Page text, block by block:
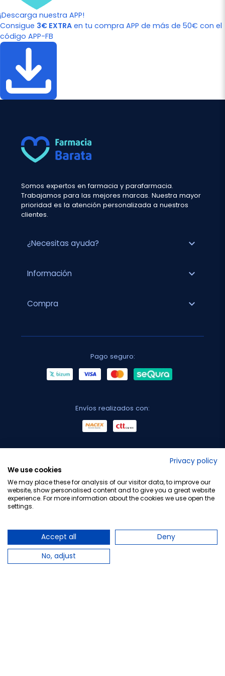
¡Descarga nuestra APP!
Consigue 3€ EXTRA en tu compra APP de más de 50€ con el
código APP-FB
Somos expertos en farmacia y parafarmacia.
Trabajamos para las mejores marcas. Nuestra mayor
prioridad es la atención personalizada a nuestros
clientes.
¿Necesitas ayuda? expand_more
Información expand_more
Compra expand_more
Pago seguro:
Envíos realizados con:
Privacy policy
We use cookies
We may place these for analysis of our visitor data, to improve our
website, show personalised content and to give you a great website
experience. For more information about the cookies we use open the
settings.
Accept all
Deny
No, adjust